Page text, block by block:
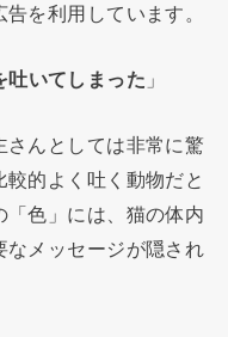
を利用しています。
吐いてしまった 」
さんとしては非常に驚
的よく吐く動物だと
色」には、猫の体内
なメッセージが隠され